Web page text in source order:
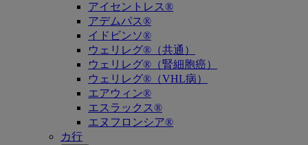
アイセントレス®
アデムパス®
イドビンソ®
ウェリレグ®（共通）
ウェリレグ®（腎細胞癌）
ウェリレグ®（VHL病）
エアウィン®
エスラックス®
エヌフロンシア®
カ行